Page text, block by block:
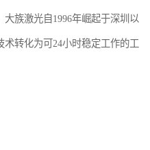
族激光自1996年崛起于深圳以
转化为可24小时稳定工作的工